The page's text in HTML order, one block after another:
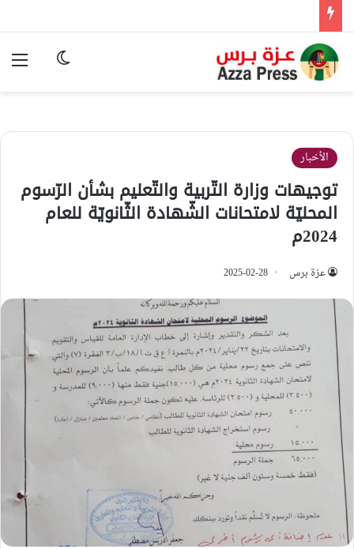
الوضع
الأخبار
توجيهات وزارة التّربية والتّعليم بشأن الرّسوم
المحليّة لامتحانات الشّهادة الثّانويّة للعام
2024م
عزة برس 2025-02-28